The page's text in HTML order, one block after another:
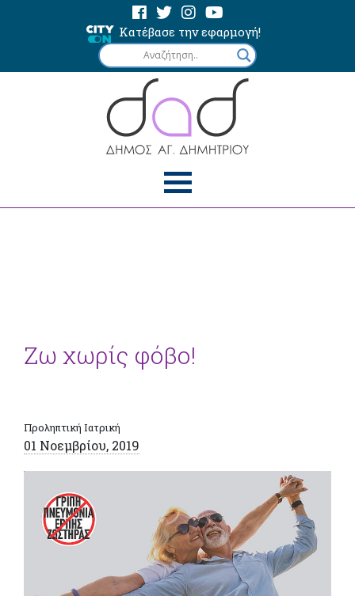
Κατέβασε την εφαρμογή!
Ζω χωρίς φόβο!
Προληπτική Ιατρική
01 Νοεμβρίου, 2019